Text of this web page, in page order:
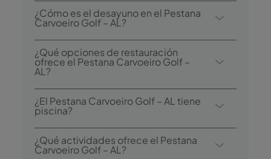
El registro de llegada en el Pestana
Carvoeiro Golf – AL comienza a las 16:00, y
¿Cómo es el desayuno en el Pestana
Carvoeiro Golf – AL?
Puede elegir entre desayuno bufé y a la
carta.
¿Qué opciones de restauración
ofrece el Pestana Carvoeiro Golf –
AL?
El Pestana Carvoeiro Golf – AL dispone de
dos restaurantes: Clubhouse Gramacho y
¿El Pestana Carvoeiro Golf – AL tiene
piscina?
Sí, el hotel tiene piscina exterior.
¿Qué actividades ofrece el Pestana
Carvoeiro Golf – AL?